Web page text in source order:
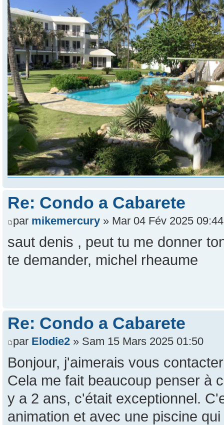
Re: Condo a Cabarete
par mikemercury » Mar 04 Fév 2025 09:44
saut denis , peut tu me donner
te demander, michel rheaume
Re: Condo a Cabarete
par Elodie2 » Sam 15 Mars 2025 01:50
Bonjour, j'aimerais vous
Cela me fait beaucoup penser à
y a 2 ans, c'était exceptionnel.
animation et avec une piscine